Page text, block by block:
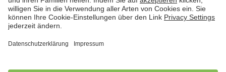
Hauswirtschaftskraft (m/w/d)
in Teilzeit (mind. 20 - max. 30 Std./.Wo.), SOS-